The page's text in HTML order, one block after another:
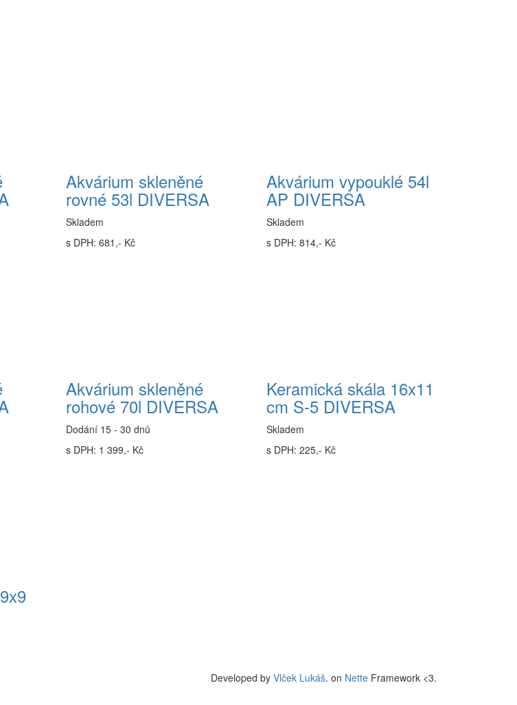
Akvárium skleněné
rovné 53l DIVERSA
Skladem
s DPH: 681,- Kč
Akvárium vypouklé 54l
AP DIVERSA
Skladem
s DPH: 814,- Kč
Akvárium skleněné
rohové 70l DIVERSA
Dodání 15 - 30 dnů
s DPH: 1 399,- Kč
Keramická skála 16x11
cm S-5 DIVERSA
Skladem
s DPH: 225,- Kč
Developed by Vlček Lukáš. on Nette Framework <3.